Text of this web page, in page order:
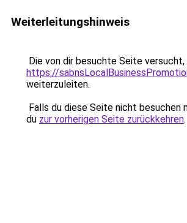
Weiterleitungshinweis
Die von dir besuchte Seite versucht,
https://
weiterzuleiten.
Falls du diese Seite nicht besuchen
du zur vorherigen Seite zurückkehren.